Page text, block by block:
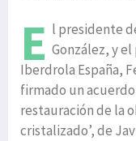
E l presidente
González, y
Iberdrola España,
firmado un
restauración de la
cristalizado’, de